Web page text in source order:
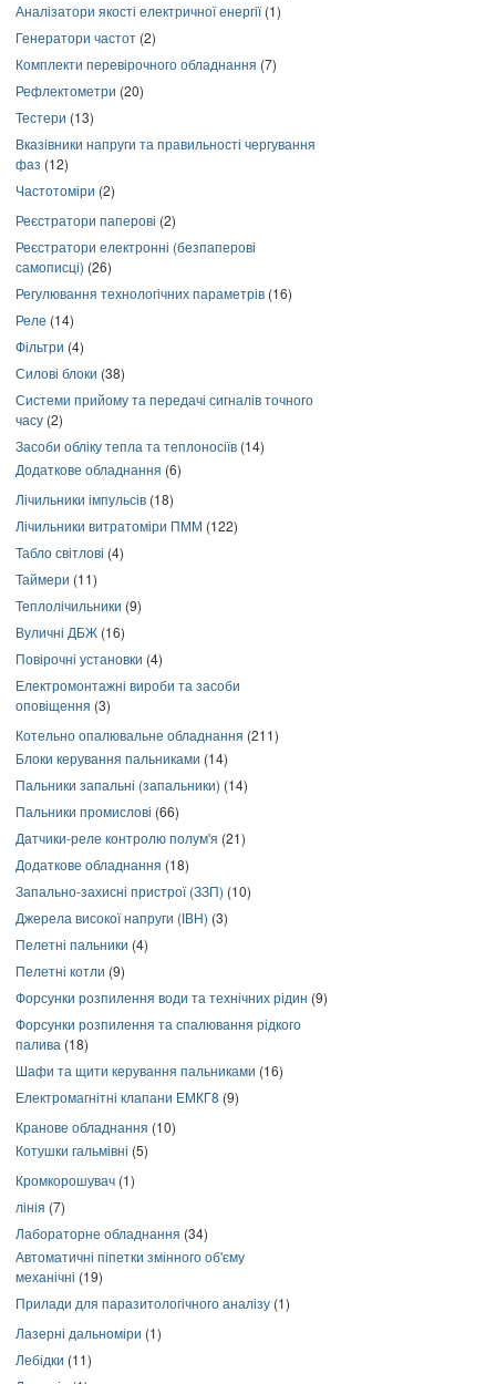
Аналізатори якості електричної енергії(1)
Генератори частот (2)
Комплекти перевірочного обладнання (7)
Рефлектометри (20)
Тестери (13)
Вказівники напруги та правильності чергування
фаз (12)
Частотоміри (2)
Реєстратори паперові (2)
Реєстратори електронні (безпаперові
самописці) (26)
Регулювання технологічних параметрів (16)
Реле (14)
Фільтри (4)
Силові блоки (38)
Системи прийому та передачі сигналів точного
часу (2)
Засоби обліку тепла та теплоносіїв (14)
Додаткове обладнання (6)
Лічильники імпульсів (18)
Лічильники витратоміри ПММ (122)
Табло світлові (4)
Таймери (11)
Теплолічильники (9)
Вуличні ДБЖ (16)
Повірочні установки (4)
Електромонтажні вироби та засоби
оповіщення (3)
Котельно опалювальне обладнання (211)
Блоки керування пальниками (14)
Пальники запальні (запальники) (14)
Пальники промислові (66)
Датчики-реле контролю полум'я (21)
Додаткове обладнання (18)
Запально-захисні пристрої (ЗЗП) (10)
Джерела високої напруги (ІВН) (3)
Пелетні пальники (4)
Пелетні котли (9)
Форсунки розпилення води та технічних рідин (9)
Форсунки розпилення та спалювання рідкого
палива (18)
Шафи та щити керування пальниками (16)
Електромагнітні клапани ЕМКГ8 (9)
Кранове обладнання (10)
Котушки гальмівні (5)
Кромкорошувач (1)
лінія (7)
Лабораторне обладнання (34)
Автоматичні піпетки змінного об'єму
механічні (19)
Прилади для паразитологічного аналізу (1)
Лазерні дальноміри (1)
Лебідки (11)